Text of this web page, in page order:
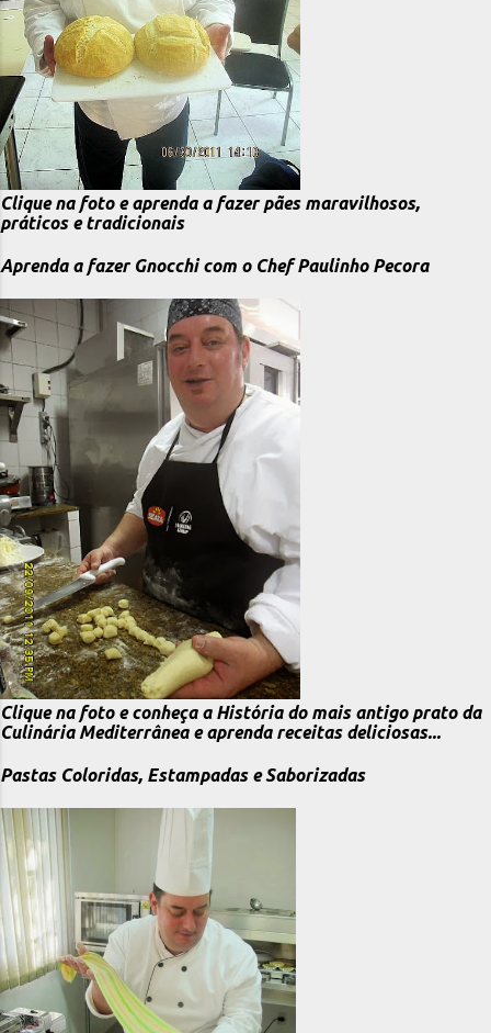
Clique na foto e aprenda a fazer pães maravilhosos,
práticos e tradicionais
Aprenda a fazer Gnocchi com o Chef Paulinho Pecora
Clique na foto e conheça a História do mais antigo prato da
Culinária Mediterrânea e aprenda receitas deliciosas...
Pastas Coloridas, Estampadas e Saborizadas